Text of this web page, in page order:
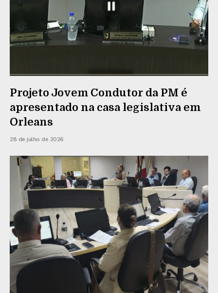
Projeto Jovem Condutor da PM é
apresentado na casa legislativa em
Orleans
28 de julho de 2026